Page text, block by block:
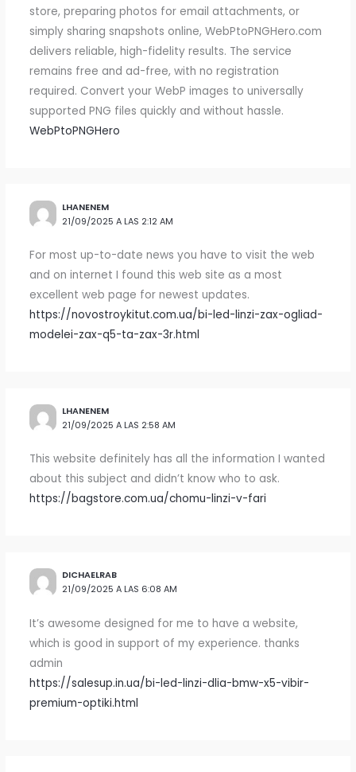
store, preparing photos for email attachments, or
simply sharing snapshots online, WebPtoPNGHero.com
delivers reliable, high-fidelity results. The service
remains free and ad-free, with no registration
required. Convert your WebP images to universally
supported PNG files quickly and without hassle.
WebPtoPNGHero
LHANENEM
21/09/2025 A LAS 2:12 AM
For most up-to-date news you have to visit the web
and on internet I found this web site as a most
excellent web page for newest updates.
https://novostroykitut.com.ua/bi-led-linzi-zax-ogliad-
modelei-zax-q5-ta-zax-3r.html
LHANENEM
21/09/2025 A LAS 2:58 AM
This website definitely has all the information I wanted
about this subject and didn’t know who to ask.
https://bagstore.com.ua/chomu-linzi-v-fari
DICHAELRAB
21/09/2025 A LAS 6:08 AM
It’s awesome designed for me to have a website,
which is good in support of my experience. thanks
admin
https://salesup.in.ua/bi-led-linzi-dlia-bmw-x5-vibir-
premium-optiki.html